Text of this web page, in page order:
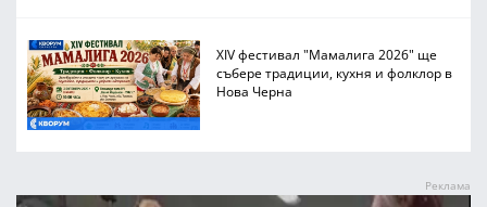
XIV фестивал "Мамалига 2026" ще
събере традиции, кухня и фолклор в
Нова Черна